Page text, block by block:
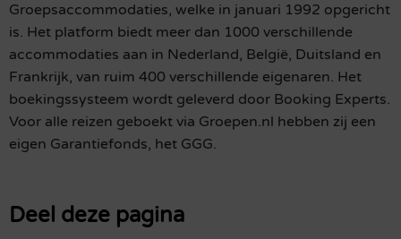
Groepsaccommodaties, welke in januari 1992 opgericht
is. Het platform biedt meer dan 1000 verschillende
accommodaties aan in Nederland, België, Duitsland en
Frankrijk, van ruim 400 verschillende eigenaren. Het
boekingssysteem wordt geleverd door Booking Experts.
Voor alle reizen geboekt via Groepen.nl hebben zij een
eigen Garantiefonds, het GGG.
Deel deze pagina